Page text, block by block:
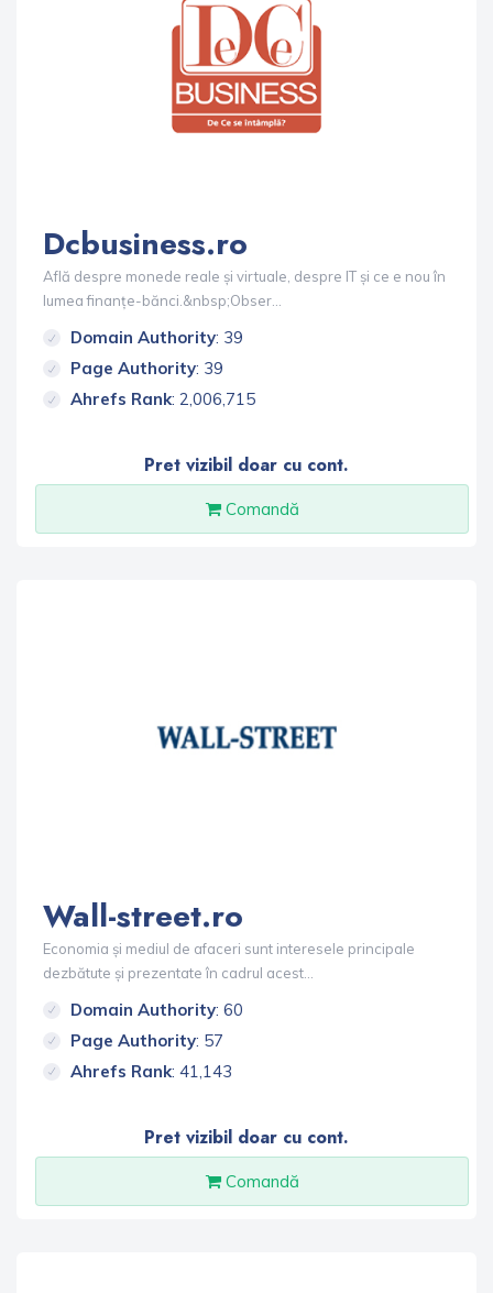
Dcbusiness.ro
Află despre monede reale și virtuale, despre IT și ce e nou în
lumea finanțe-bănci.&nbsp;Obser...
Domain Authority: 39
Page Authority: 39
Ahrefs Rank: 2,006,715
Pret vizibil doar cu cont.
Comandă
Wall-street.ro
Economia și mediul de afaceri sunt interesele principale
dezbătute și prezentate în cadrul acest...
Domain Authority: 60
Page Authority: 57
Ahrefs Rank: 41,143
Pret vizibil doar cu cont.
Comandă